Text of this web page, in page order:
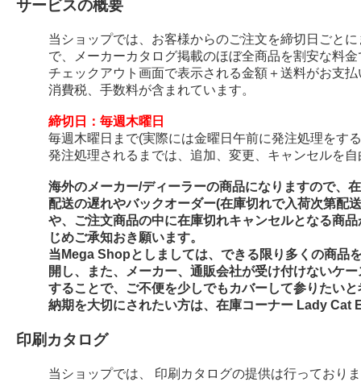
サービスの概要
当ショップでは、お客様からのご注文を締切日ごと
で、メーカーカタログ掲載のほぼ全商品を割安な料
チェックアウト画面で表示される金額＋送料がお支
消費税、手数料が含まれています。
締切日：毎週木曜日
毎週木曜日まで(実際には金曜日午前に発注処理をす
発注処理されるまでは、追加、変更、キャンセルを
海外のメーカー/ディーラーの商品になりますので、
配送の遅れやバックオーダー(在庫切れで入荷次第配
や、ご注文商品の中に在庫切れキャンセルとなる商
じめご承知おき願います。
当Mega Shopとしましては、できる限り多くの商品
開し、また、メーカー、通販会社が受け付けないケ
することで、ご不便を少しでもカバーして参りたい
納期を大切にされたい方は、在庫コーナー Lady Cat
印刷カタログ
当ショップでは、 印刷カタログの提供は行っており